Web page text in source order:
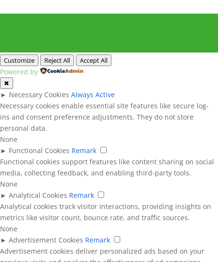
Customize Reject All Accept All
Powered by
✖
► Necessary Cookies Always Active
Necessary cookies enable essential site features like secure log-
ins and consent preference adjustments. They do not store
personal data.
None
► Functional Cookies Remark
Functional cookies support features like content sharing on social
media, collecting feedback, and enabling third-party tools.
None
► Analytical Cookies Remark
Analytical cookies track visitor interactions, providing insights on
metrics like visitor count, bounce rate, and traffic sources.
None
► Advertisement Cookies Remark
Advertisement cookies deliver personalized ads based on your